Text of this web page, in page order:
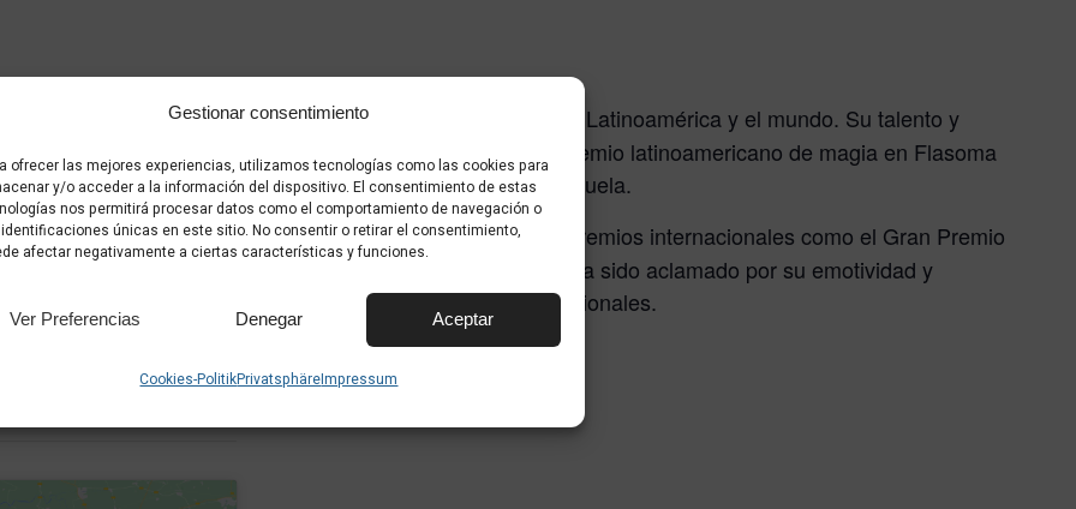
Gestionar consentimiento
ofrecer las mejores experiencias, utilizamos tecnologías como las cookies para
y/o acceder a la información del dispositivo. El consentimiento de estas
nos permitirá procesar datos como el comportamiento de navegación o
únicas en este sitio. No consentir o retirar el consentimiento,
afectar negativamente a ciertas características y funciones.
Aceptar
Denegar
Ver Preferencias
Cookies-PolitikPrivatsphäreImpressum
una de las mayores exponentes de la magia femenina en Latinoamérica y el mundo. Su talento y
han llevado a ganar numerosos premios, incluyendo el premio latinoamericano de magia en Flasoma
de premios y reconocimientos en Colombia y Venezuela.
su fusión única de magia y narrativa teatral. Ha ganado premios internacionales como el Gran Premio
Ascanio. Su espectáculo,
El último domingo de marzo
, ha sido aclamado por su emotividad y
Factory y conferenciante en sociedades mágicas profesionales.